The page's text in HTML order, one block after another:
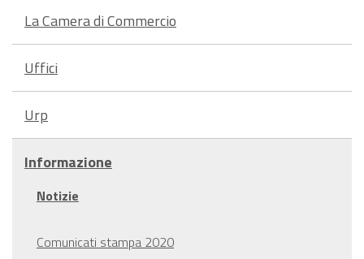
La Camera di Commercio
Uffici
Urp
Informazione
Notizie
Comunicati stampa 2020